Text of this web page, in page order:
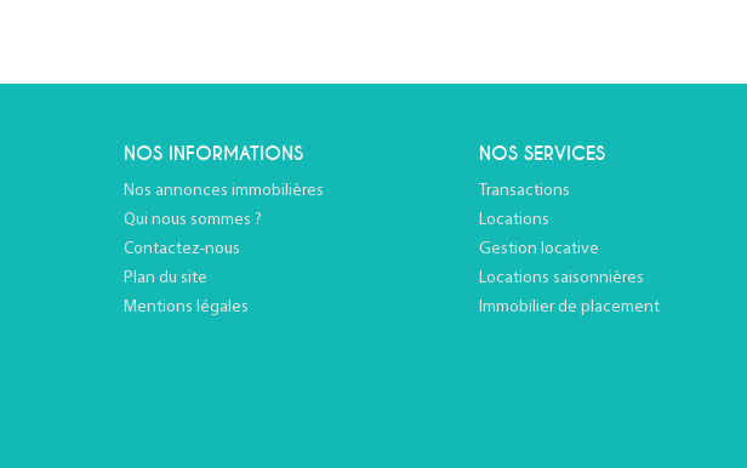
NOS INFORMATIONS
Nos annonces immobilières
Qui nous sommes ?
Contactez-nous
Plan du site
Mentions légales
NOS SERVICES
Transactions
Locations
Gestion locative
Locations saisonnières
Immobilier de placement